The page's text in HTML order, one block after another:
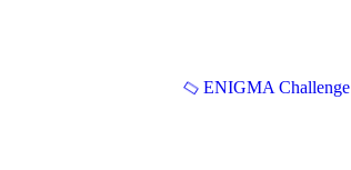
ENIGMA Challenge